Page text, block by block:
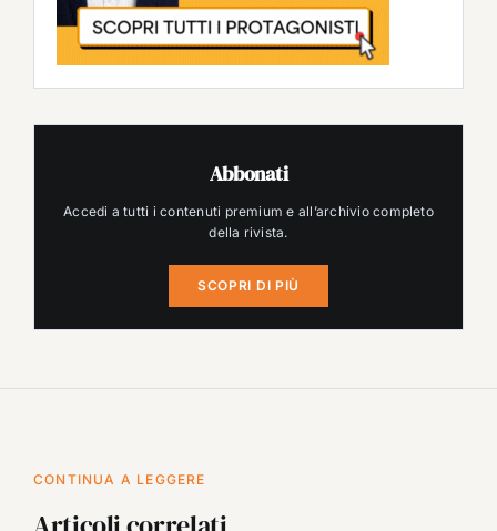
Abbonati
Accedi a tutti i contenuti premium e all’archivio completo
della rivista.
SCOPRI DI PIÙ
CONTINUA A LEGGERE